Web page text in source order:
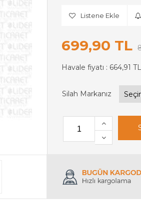
Listene Ekle
699,90 TL
Havale fiyatı : 664,91 TL
Silah Markanız